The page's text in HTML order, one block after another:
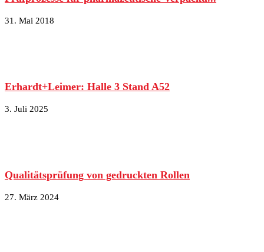
31. Mai 2018
Erhardt+Leimer: Halle 3 Stand A52
3. Juli 2025
Qualitätsprüfung von gedruckten Rollen
27. März 2024